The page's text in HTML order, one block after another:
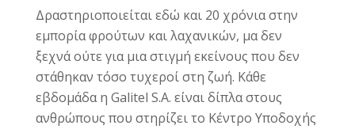
Δραστηριοποιείται εδώ και 20 χρόνια στην
εμπορία φρούτων και λαχανικών, μα δεν
ξεχνά ούτε για μια στιγμή εκείνους που δεν
στάθηκαν τόσο τυχεροί στη ζωή. Κάθε
εβδομάδα η Galitel S.A. είναι δίπλα στους
ανθρώπους που στηρίζει το Κέντρο Υποδοχής